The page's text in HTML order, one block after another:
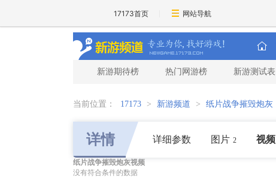
17173首页 网站导航
新游期待榜 热门网游榜 新游测试表
当前位置： 17173 > 新游频道 > 纸片战争摧毁炮灰
详情 详细参数 图片 2 视频
纸片战争摧毁炮灰视频
没有符合条件的数据